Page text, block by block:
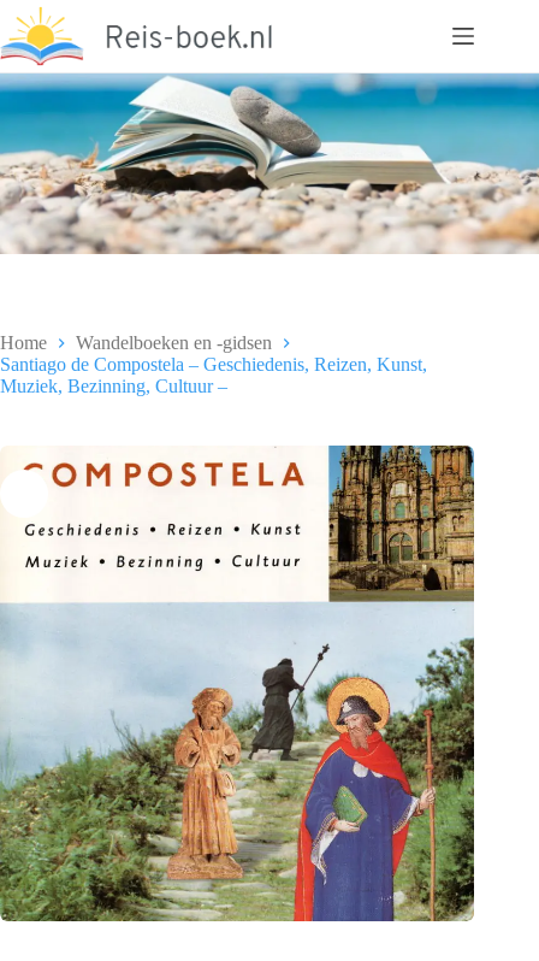
naar
de
inhoud
Home
Wandelboeken en -gidsen
Santiago de Compostela – Geschiedenis, Reizen, Kunst,
Muziek, Bezinning, Cultuur –